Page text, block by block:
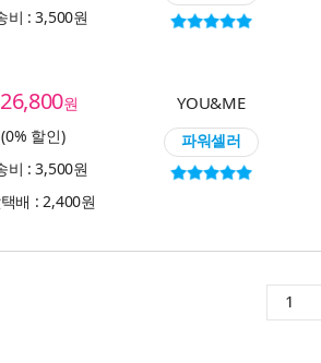
비 : 3,500원
원
(0% 할인)
비 : 3,500원
배 : 2,400원
YOU&ME
파워셀러